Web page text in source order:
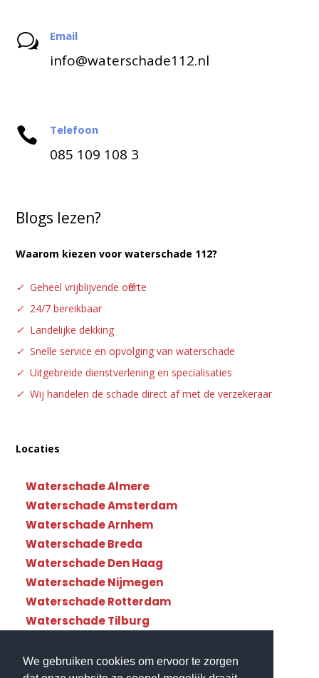
We gebruiken cookies om ervoor te zorgen
w Email
info@waterschade112.nl
 Telefoon
085 109 108 3
Blogs lezen?
Waarom kiezen voor waterschade 112?
✓ Geheel vrijblijvende offerte
✓ 24/7 bereikbaar
✓ Landelijke dekking
✓ Snelle service en opvolging van waterschade
✓ Uitgebreide dienstverlening en specialisaties
✓ Wij handelen de schade direct af met de verzekeraar
Locaties
Waterschade Almere
Waterschade Amsterdam
Waterschade Arnhem
Waterschade Breda
Waterschade Den Haag
Waterschade Nijmegen
Waterschade Rotterdam
Waterschade Tilburg